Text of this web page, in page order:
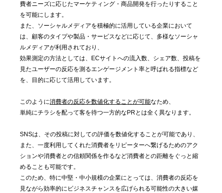
費者ニーズに応じたマーケティング・商品開発を行ったりすること
を可能にします。
また、ソーシャルメディアを積極的に活用している企業において
は、顧客のタイプや製品・サービスなどに応じて、多様なソーシャ
ルメディアが利用されており、
効果測定の方法としては、ECサイトへの流入数、シェア数、投稿を
見たユーザーの反応を測るエンゲージメント率と呼ばれる指標など
を、目的に応じて活用しています。
このように消費者の反応を数値化することが可能なため、
単純にチラシを配って客を待つ一方的なPRとは全く異なります。
SNSは、その投稿に対しての評価を数値化することが可能であり、
また、一度利用してくれた消費者をリピーターへ繋げるためのアク
ションや消費者との信頼関係を作るなど消費者との距離をぐっと縮
めることも可能です。
このため、特に中堅・中小規模の企業にとっては、消費者の反応を
見ながら効率的にビジネスチャンスを広げられる可能性の大きい媒